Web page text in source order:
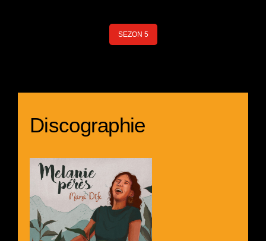
SEZON 5
Discographie